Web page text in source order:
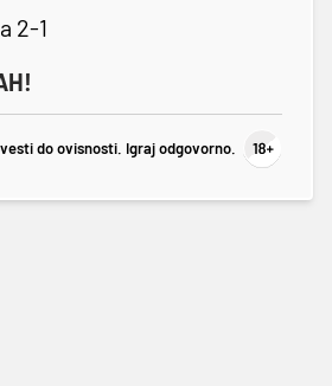
2-1
do ovisnosti. Igraj odgovorno.